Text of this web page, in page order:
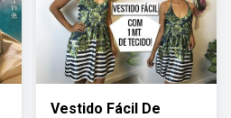
Vestido Fácil De